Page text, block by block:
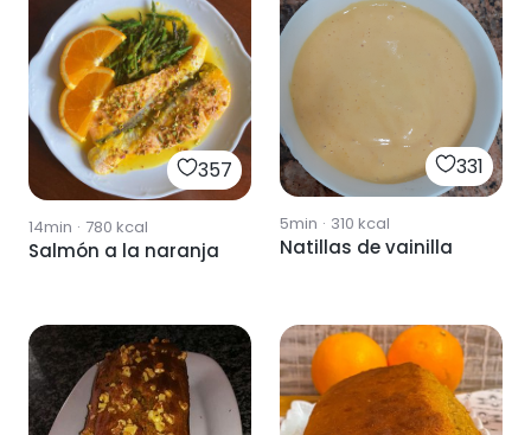
357
14min · 780 kcal
Salmón a la naranja
331
5min · 310 kcal
Natillas de vainilla